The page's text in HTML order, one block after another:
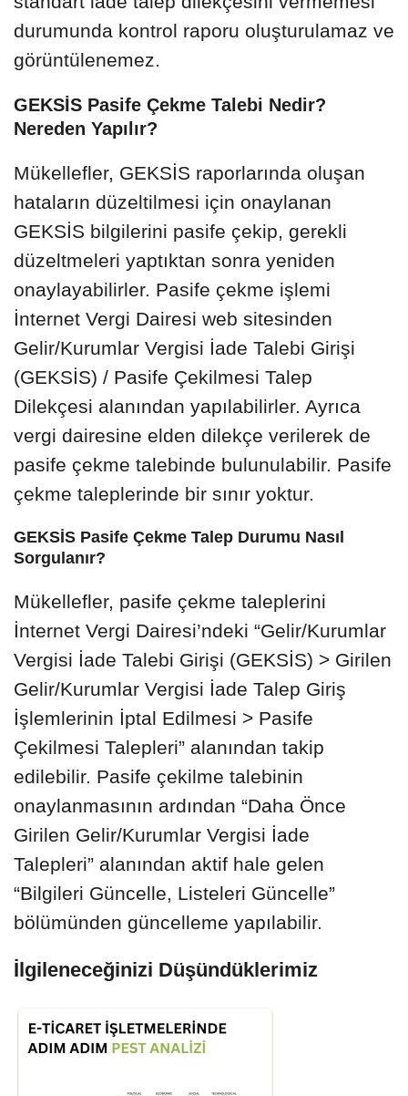
durumunda kontrol raporu oluşturulamaz ve
görüntülenemez.
GEKSİS Pasife Çekme Talebi Nedir?
Nereden Yapılır?
Mükellefler, GEKSİS raporlarında oluşan
hataların düzeltilmesi için onaylanan
GEKSİS bilgilerini pasife çekip, gerekli
düzeltmeleri yaptıktan sonra yeniden
onaylayabilirler. Pasife çekme işlemi
İnternet Vergi Dairesi web sitesinden
Gelir/Kurumlar Vergisi İade Talebi Girişi
(GEKSİS) / Pasife Çekilmesi Talep
Dilekçesi alanından yapılabilirler. Ayrıca
vergi dairesine elden dilekçe verilerek de
pasife çekme talebinde bulunulabilir. Pasife
çekme taleplerinde bir sınır yoktur.
GEKSİS Pasife Çekme Talep Durumu Nasıl
Sorgulanır?
Mükellefler, pasife çekme taleplerini
İnternet Vergi Dairesi’ndeki “Gelir/Kurumlar
Vergisi İade Talebi Girişi (GEKSİS) > Girilen
Gelir/Kurumlar Vergisi İade Talep Giriş
İşlemlerinin İptal Edilmesi > Pasife
Çekilmesi Talepleri” alanından takip
edilebilir. Pasife çekilme talebinin
onaylanmasının ardından “Daha Önce
Girilen Gelir/Kurumlar Vergisi İade
Talepleri” alanından aktif hale gelen
“Bilgileri Güncelle, Listeleri Güncelle”
bölümünden güncelleme yapılabilir.
İlgileneceğinizi Düşündüklerimiz